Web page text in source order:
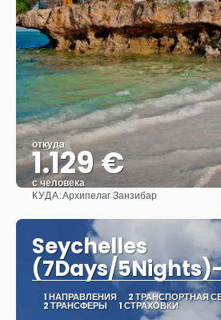
откуда
1.129 €
с человека
КУДА:Архипелаг Занзибар
Seychelles
(7Days/5Nights)-
1 НАПРАВЛЕНИЯ 2 ТРАНСПОРТНАЯ
2 ТРАНСФЕРЫ 1 СТРАХОВКИ